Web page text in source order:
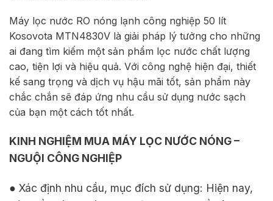
Máy lọc nước RO nóng lạnh công nghiệp 50 lít
Kosovota MTN4830V là giải pháp lý tưởng cho những
ai đang tìm kiếm một sản phẩm lọc nước chất lượng
cao, tiện lợi và hiệu quả. Với công nghệ hiện đại, thiết
kế sang trọng và dịch vụ hậu mãi tốt, sản phẩm này
chắc chắn sẽ đáp ứng nhu cầu sử dụng nước sạch
của bạn một cách tốt nhất.
KINH NGHIỆM MUA MÁY LỌC NƯỚC NÓNG –
NGUỘI CÔNG NGHIỆP
● Xác định nhu cầu, mục đích sử dụng: Hiện nay,